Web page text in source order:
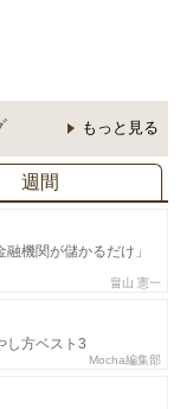
もっと見る
週間
機関が儲かるだけ」
畠山 憲一
し方ベスト3
Mocha編集部